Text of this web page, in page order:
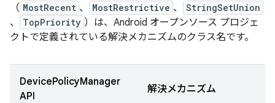
（ MostRecent 、 MostRestrictive 、 StringSetUnion
、 TopPriority ）は、Android オープンソース プロジェ
クトで定義されている解決メカニズムのクラス名です。
DevicePolicyManager
API
解決メカニズム